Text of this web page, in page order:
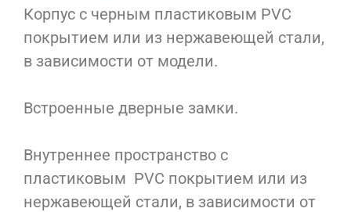
Корпус с черным пластиковым PVC
покрытием или из нержавеющей стали,
в зависимости от модели.
Встроенные дверные замки.
Внутреннее пространство с
пластиковым PVC покрытием или из
нержавеющей стали, в зависимости от